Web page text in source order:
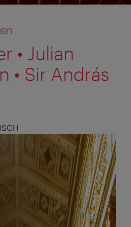
• Julian
• Sir András